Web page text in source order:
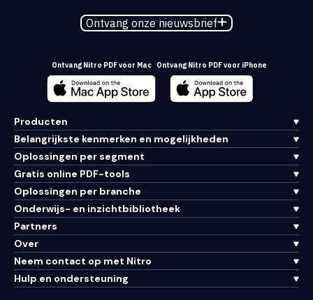
Ontvang onze nieuwsbrief
Ontvang Nitro PDF voor Mac Ontvang Nitro PDF voor iPhone
Producten
Belangrijkste kenmerken en mogelijkheden
Oplossingen per segment
Gratis online PDF-tools
Oplossingen per branche
Onderwijs- en inzichtbibliotheek
Partners
Over
Neem contact op met Nitro
Hulp en ondersteuning